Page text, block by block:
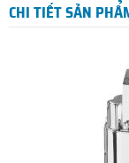
CHI TIẾT SẢN